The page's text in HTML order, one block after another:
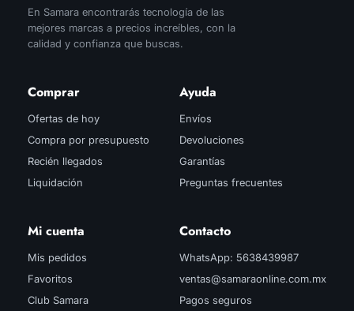
En Samara encontrarás tecnología de las
mejores marcas a precios increíbles, con la
calidad y confianza que buscas.
Comprar
Ofertas de hoy
Compra por presupuesto
Recién llegados
Liquidación
Ayuda
Envíos
Devoluciones
Garantías
Preguntas frecuentes
Mi cuenta
Mis pedidos
Favoritos
Club Samara
Contacto
WhatsApp: 5638439987
ventas@samaraonline.com.mx
Pagos seguros